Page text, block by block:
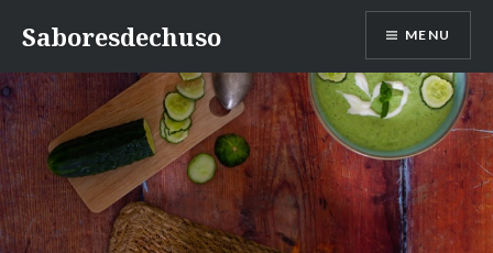
content
Saboresdechuso MENU